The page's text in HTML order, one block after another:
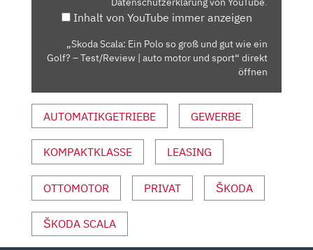
IN G
EST/REVIEW |
UTO M
OTOR U
PORT“ V
ON Y
OUTUBE A
NZEIGEN
Inhalt von YouTube immer anzeigen
„Skoda Scala: Ein Polo so groß und gut wie ein
Golf? – Test/Review | auto motor und sport“ direkt
öffnen
AUTOMATIKGETRIEBE GEWERBE
KOMPAKTKLASSE LEASING
OTTOMOTOR PRIVAT ŠKODA
ŠKODA SCALA